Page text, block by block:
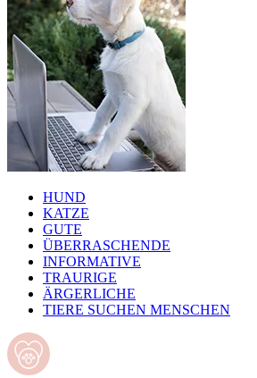
HUND
KATZE
GUTE
ÜBERRASCHENDE
INFORMATIVE
TRAURIGE
ÄRGERLICHE
TIERE SUCHEN MENSCHEN